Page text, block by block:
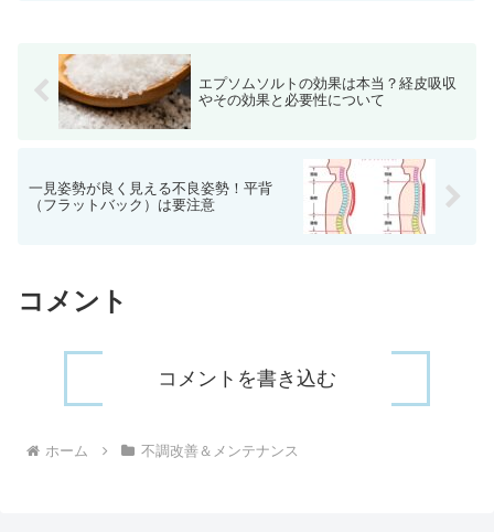
エプソムソルトの効果は本当？経皮吸収
やその効果と必要性について
一見姿勢が良く見える不良姿勢！平背
（フラットバック）は要注意
コメント
コメントを書き込む
ホーム 不調改善＆メンテナンス